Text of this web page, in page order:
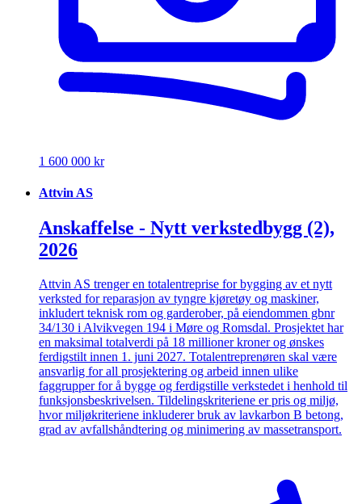
1 600 000 kr
Attvin AS
Anskaffelse - Nytt verkstedbygg (2),
2026
Attvin AS trenger en totalentreprise for bygging av et nytt
verksted for reparasjon av tyngre kjøretøy og maskiner,
inkludert teknisk rom og garderober, på eiendommen gbnr
34/130 i Alvikvegen 194 i Møre og Romsdal. Prosjektet har
en maksimal totalverdi på 18 millioner kroner og ønskes
ferdigstilt innen 1. juni 2027. Totalentreprenøren skal være
ansvarlig for all prosjektering og arbeid innen ulike
faggrupper for å bygge og ferdigstille verkstedet i henhold til
funksjonsbeskrivelsen. Tildelingskriteriene er pris og miljø,
hvor miljøkriteriene inkluderer bruk av lavkarbon B betong,
grad av avfallshåndtering og minimering av massetransport.